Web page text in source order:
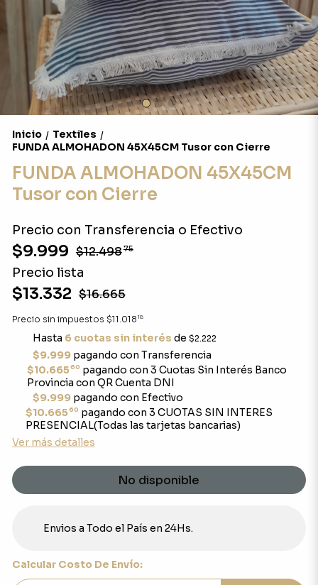
Inicio / Textiles /
FUNDA ALMOHADON 45X45CM Tusor con Cierre
FUNDA ALMOHADON 45X45CM
Tusor con Cierre
Precio con Transferencia o Efectivo
$9.999 $12.49875
Precio lista
$13.332 $16.665
Precio sin impuestos $11.018 18
Hasta 6 cuotas sin interés de $2.222
$9.999pagando con Transferencia
$10.66560 pagando con 3 Cuotas Sin Interés Banco
Provincia con QR Cuenta DNI
$9.999pagando con Efectivo
$10.66560 pagando con 3 CUOTAS SIN INTERES
PRESENCIAL(Todas las tarjetas bancarias)
Ver más detalles
No disponible
Envios a Todo el País en 24Hs.
Calcular Costo De Envío: